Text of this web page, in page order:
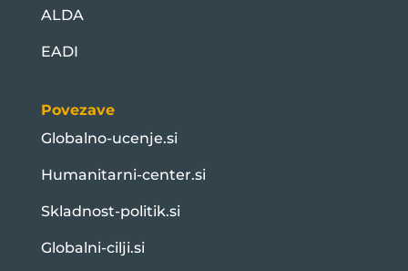
ALDA
EADI
Povezave
Globalno-ucenje.si
Humanitarni-center.si
Skladnost-politik.si
Globalni-cilji.si